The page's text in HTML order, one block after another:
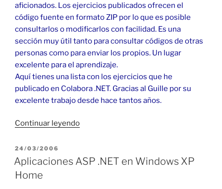
aficionados. Los ejercicios publicados ofrecen el
código fuente en formato ZIP por lo que es posible
consultarlos o modificarlos con facilidad. Es una
sección muy útil tanto para consultar códigos de otras
personas como para enviar los propios. Un lugar
excelente para el aprendizaje.
Aquí tienes una lista con los ejercicios que he
publicado en Colabora .NET. Gracias al Guille por su
excelente trabajo desde hace tantos años.
Continuar leyendo«El
Colabora
PUBLICADO
EL
24/03/2006
Aplicaciones ASP .NET en Windows XP
Home